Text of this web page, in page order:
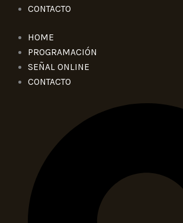
CONTACTO
HOME
PROGRAMACIÓN
SEÑAL ONLINE
CONTACTO